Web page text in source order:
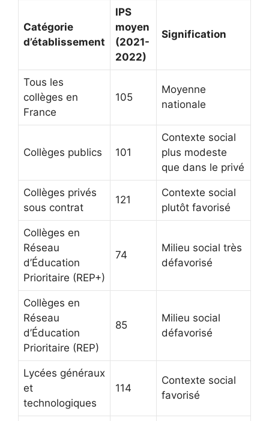
Catégorie
d’établissement
IPS
moyen
(2021-
2022)
Signification
Tous les
collèges en
France
105
Moyenne
nationale
Collèges publics 101
Contexte social
plus modeste
que dans le privé
Collèges privés
sous contrat
121
Contexte social
plutôt favorisé
Collèges en
Réseau
d’Éducation
Prioritaire (REP+)
74
Milieu social très
défavorisé
Collèges en
Réseau
d’Éducation
Prioritaire (REP)
85
Milieu social
défavorisé
Lycées généraux
et
technologiques
114
Contexte social
favorisé